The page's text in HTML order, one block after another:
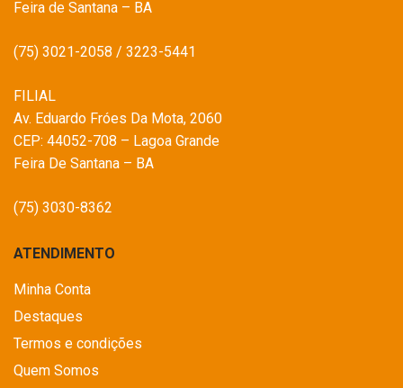
Feira de Santana – BA
(75) 3021-2058 / 3223-5441
FILIAL
Av. Eduardo Fróes Da Mota, 2060
CEP: 44052-708 – Lagoa Grande
Feira De Santana – BA
(75) 3030-8362
ATENDIMENTO
Minha Conta
Destaques
Termos e condições
Quem Somos